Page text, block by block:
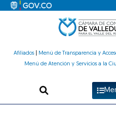
Afiliados| Menú de Transparencia y
Menú de Atención y Servicios a la